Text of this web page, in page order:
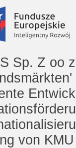
Sp. Z oo
von